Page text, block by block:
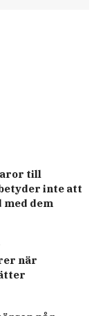
till
inte att
dem
när